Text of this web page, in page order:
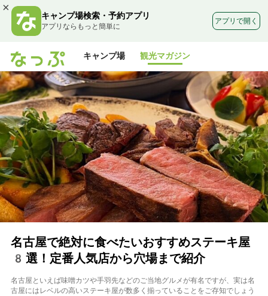
×
キャンプ場検索・予約アプリ
アプリならもっと簡単に
アプリで開く
キャンプ場 観光マガジン
名古屋で絶対に食べたいおすすめステーキ屋
8選！定番人気店から穴場まで紹介
名古屋といえば味噌カツや手羽先などのご当地グルメが有名ですが、実は名
古屋にはレベルの高いステーキ屋が数多く揃っていることをご存知でしょう